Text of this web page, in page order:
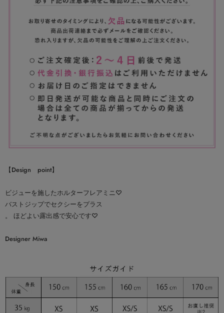
【Design point】
ビジューを施したホルターフレアミニ♡
バストジップでセクシーをプラス
。 ほどよい露出感で安心です♡
Designer Miwa